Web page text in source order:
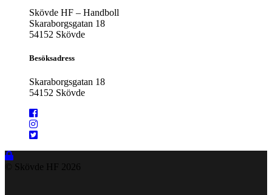
Skövde HF – Handboll
Skaraborgsgatan 18
54152 Skövde
Besöksadress
Skaraborgsgatan 18
54152 Skövde
© Skövde HF 2026